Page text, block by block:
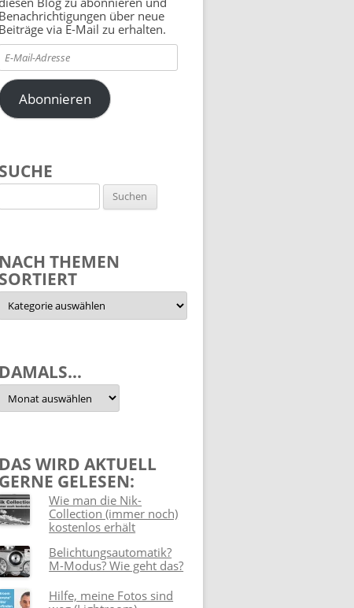
Benachrichtigungen über neue
Beiträge via E-Mail zu erhalten.
Mail-
Adresse
Abonnieren
SUCHE
nach:
NACH THEMEN
SORTIERT
Themen
DAMALS…
DAS WIRD AKTUELL
GERNE GELESEN:
Wie man die Nik-
Collection (immer noch)
kostenlos erhält
Belichtungsautomatik?
M-Modus? Wie geht das?
Hilfe, meine Fotos sind